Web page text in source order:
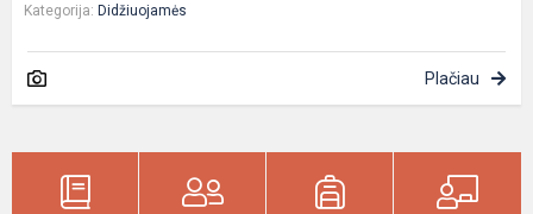
Kategorija: Didžiuojamės
Plačiau